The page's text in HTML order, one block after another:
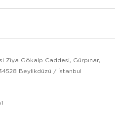
Ziya Gökalp Caddesi, Gürpınar,
Beylikdüzü / İstanbul